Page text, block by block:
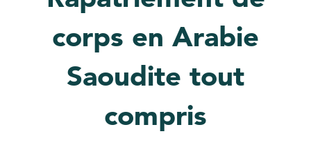
corps en Arabie
Saoudite tout
compris